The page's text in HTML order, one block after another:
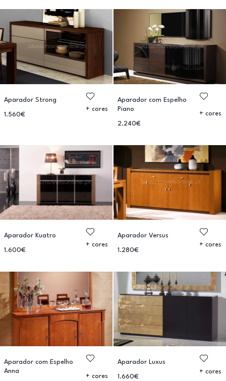
Aparador Strong
1.560€
+ cores
Aparador com Espelho
Piano
2.240€
+ cores
Aparador Kuatro
1.600€
+ cores
Aparador Versus
1.280€
+ cores
Aparador com Espelho
Anna
+ cores
Aparador Luxus
1.660€
+ cores